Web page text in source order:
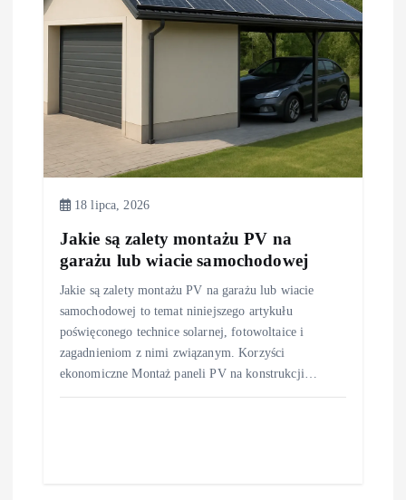
18 lipca, 2026
Jakie są zalety montażu PV na
garażu lub wiacie samochodowej
Jakie są zalety montażu PV na garażu lub wiacie
samochodowej to temat niniejszego artykułu
poświęconego technice solarnej, fotowoltaice i
zagadnieniom z nimi związanym. Korzyści
ekonomiczne Montaż paneli PV na konstrukcji…